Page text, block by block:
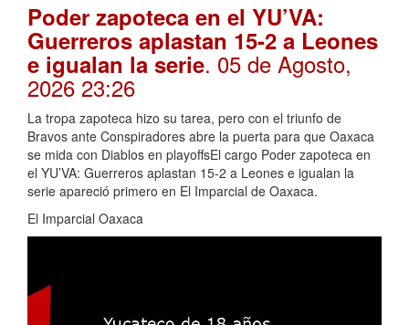
Poder zapoteca en el YU’VA:
Guerreros aplastan 15-2 a Leones
e igualan la serie. 05 de Agosto,
2026 23:26
La tropa zapoteca hizo su tarea, pero con el triunfo de
Bravos ante Conspiradores abre la puerta para que Oaxaca
se mida con Diablos en playoffsEl cargo Poder zapoteca en
el YU’VA: Guerreros aplastan 15-2 a Leones e igualan la
serie apareció primero en El Imparcial de Oaxaca.
El Imparcial Oaxaca